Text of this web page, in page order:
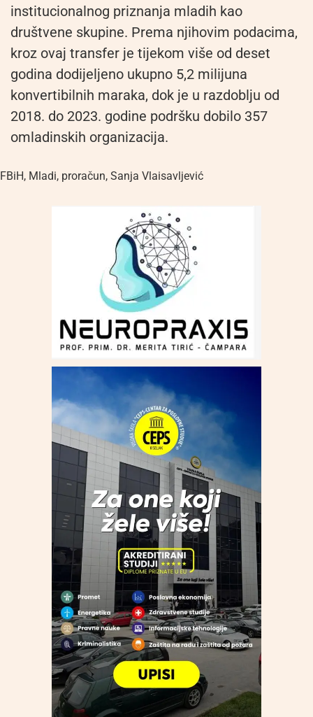
institucionalnog priznanja mladih kao
društvene skupine. Prema njihovim podacima,
kroz ovaj transfer je tijekom više od deset
godina dodijeljeno ukupno 5,2 milijuna
konvertibilnih maraka, dok je u razdoblju od
2018. do 2023. godine podršku dobilo 357
omladinskih organizacija.
FBiH, Mladi, proračun, Sanja Vlaisavljević